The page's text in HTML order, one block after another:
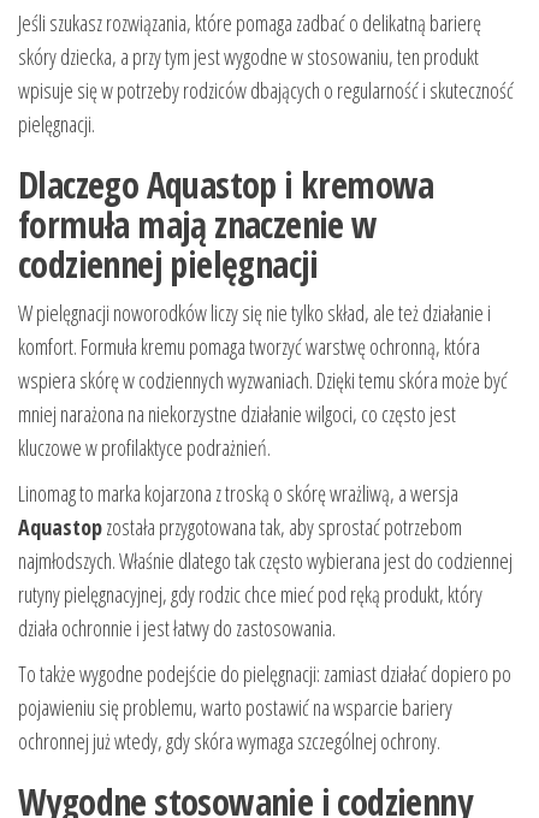
Jeśli szukasz rozwiązania, które pomaga zadbać o delikatną barierę
skóry dziecka, a przy tym jest wygodne w stosowaniu, ten produkt
wpisuje się w potrzeby rodziców dbających o regularność i skuteczność
pielęgnacji.
Dlaczego Aquastop i kremowa
formuła mają znaczenie w
codziennej pielęgnacji
W pielęgnacji noworodków liczy się nie tylko skład, ale też działanie i
komfort. Formuła kremu pomaga tworzyć warstwę ochronną, która
wspiera skórę w codziennych wyzwaniach. Dzięki temu skóra może być
mniej narażona na niekorzystne działanie wilgoci, co często jest
kluczowe w profilaktyce podrażnień.
Linomag to marka kojarzona z troską o skórę wrażliwą, a wersja
Aquastopzostała przygotowana tak, aby sprostać potrzebom
najmłodszych. Właśnie dlatego tak często wybierana jest do codziennej
rutyny pielęgnacyjnej, gdy rodzic chce mieć pod ręką produkt, który
działa ochronnie i jest łatwy do zastosowania.
To także wygodne podejście do pielęgnacji: zamiast działać dopiero po
pojawieniu się problemu, warto postawić na wsparcie bariery
ochronnej już wtedy, gdy skóra wymaga szczególnej ochrony.
Wygodne stosowanie i codzienny